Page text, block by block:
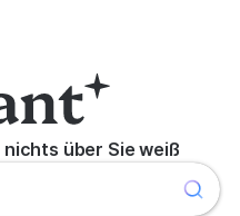
über Sie weiß